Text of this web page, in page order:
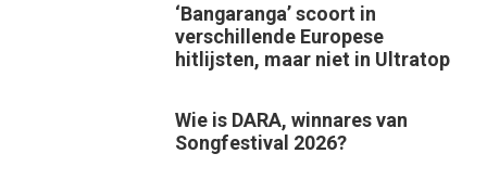
‘Bangaranga’ scoort in
verschillende Europese
hitlijsten, maar niet in Ultratop
Wie is DARA, winnares van
Songfestival 2026?